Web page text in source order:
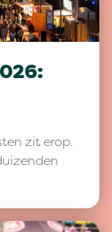
zit erop.